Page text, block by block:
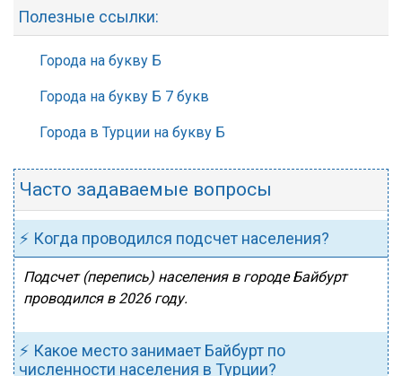
Полезные ссылки:
Города на букву Б
Города на букву Б 7 букв
Города в Турции на букву Б
Часто задаваемые вопросы
⚡ Когда проводился подсчет населения?
Подсчет (перепись) населения в городе Байбурт
проводился в 2026 году.
⚡ Какое место занимает Байбурт по
численности населения в Турции?